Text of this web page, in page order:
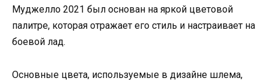
Муджелло 2021 был основан на яркой цветовой
палитре, которая отражает его стиль и настраивает на
боевой лад.
Основные цвета, используемые в дизайне шлема,